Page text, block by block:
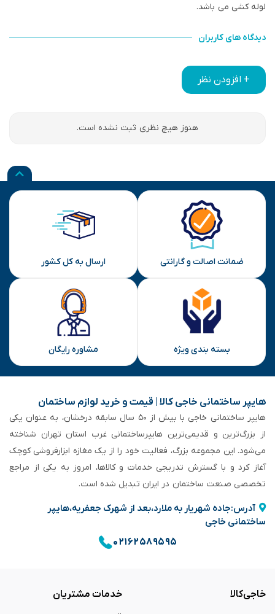
لوله کشی می باشد.
دیدگاه های کاربران
+ افزودن نظر
هنوز هیچ نظری ثبت نشده است.
ضمانت اصالت و گارانتی ارسال به کل کشور
بسته بندی ویژه مشاوره رایگان
هایپر ساختمانی خاجی‌ کالا | قیمت و خرید لوازم ساختمان
هایپر ساختمانی خاجی‌ با بیش از ۵۰ سال سابقه‌ درخشان، به عنوان یکی
از بزرگ‌ترین و قدیمی‌ترین هایپرساختمانی‌ غرب استان تهران شناخته
می‌شود. این مجموعه بزرگ، فعالیت خود را از یک مغازه ابزارفروشی کوچک
آغاز کرد و با گسترش تدریجی خدمات و کالاها، امروز به یکی از مراجع
تخصصی صنعت ساختمان در ایران تبدیل شده است.
آدرس:جاده شهریار به ملارد،بعد از شهرک جعفریه،هایپر
ساختمانی خاجی
۰۲۱۶۲۵۸۹۵۹۵
خاجی‌کالا خدمات مشتریان